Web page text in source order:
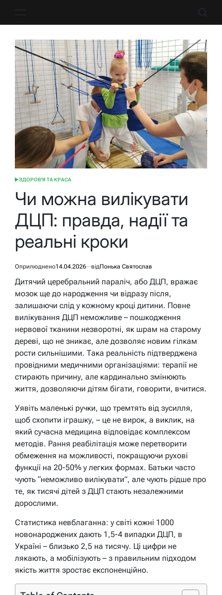
ОПУБЛІКУВАТИ
ЗДОРОВ'Я ТА КРАСА
Чи можна вилікувати
ДЦП: правда, надії та
реальні кроки
Оприлюднено14.04.2026 відПонька Святослав
Дитячий церебральний параліч, або ДЦП, вражає
мозок ще до народження чи відразу після,
залишаючи слід у кожному кроці дитини. Повне
вилікування ДЦП неможливе – пошкодження
нервової тканини незворотні, як шрам на старому
дереві, що не зникає, але дозволяє новим гілкам
рости сильнішими. Така реальність підтверджена
провідними медичними організаціями: терапії не
стирають причину, але кардинально змінюють
життя, дозволяючи дітям бігати, говорити, вчитися.
Уявіть маленькі ручки, що тремтять від зусилля,
щоб схопити іграшку, – це не вирок, а виклик, на
який сучасна медицина відповідає комплексом
методів. Рання реабілітація може перетворити
обмеження на можливості, покращуючи рухові
функції на 20-50% у легких формах. Батьки часто
чують “неможливо вилікувати”, але чують рідше про
те, як тисячі дітей з ДЦП стають незалежними
дорослими.
Статистика невблаганна: у світі кожні 1000
новонароджених дають 1,5-4 випадки ДЦП, в
Україні – близько 2,5 на тисячу. Ці цифри не
лякають, а мобілізують – з правильним підходом
якість життя зростає експоненційно.